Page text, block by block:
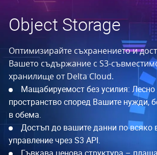
Object Storage
Оптимизирайте съхранението и
Вашето съдържание с S3-
хранилище от Delta Cloud.
Мащабируемост без усилия:
пространство според Вашите нужди,
в обема.
Достъп до вашите данни по всяко
управление чрез S3 API.
Гъвкава ценова структура –